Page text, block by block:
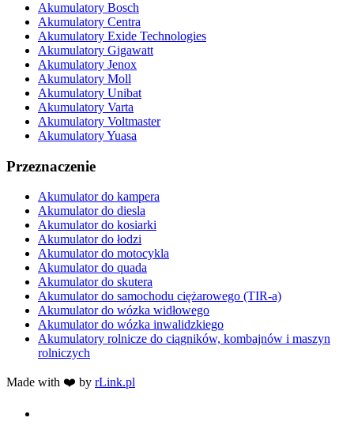
Akumulatory Bosch
Akumulatory Centra
Akumulatory Exide Technologies
Akumulatory Gigawatt
Akumulatory Jenox
Akumulatory Moll
Akumulatory Unibat
Akumulatory Varta
Akumulatory Voltmaster
Akumulatory Yuasa
Przeznaczenie
Akumulator do kampera
Akumulator do diesla
Akumulator do kosiarki
Akumulator do łodzi
Akumulator do motocykla
Akumulator do quada
Akumulator do skutera
Akumulator do samochodu ciężarowego (TIR-a)
Akumulator do wózka widłowego
Akumulator do wózka inwalidzkiego
Akumulatory rolnicze do ciągników, kombajnów i maszyn
rolniczych
Made with ❤️ by rLink.pl